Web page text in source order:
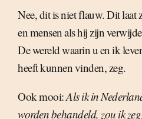
Nee, dit is niet flauw. Dit laat
en mensen als hij zijn
De wereld waarin u en ik
heeft kunnen vinden, zeg.
Ook mooi:Als ik in
worden behandeld, zou ik